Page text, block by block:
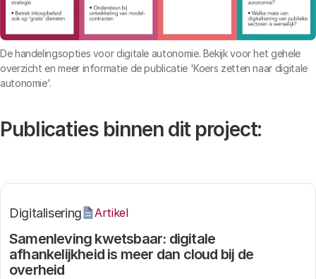
De handelingsopties voor digitale autonomie. Bekijk voor het gehele
overzicht en meer informatie de publicatie 'Koers zetten naar digitale
autonomie'.
Publicaties binnen dit project:
Samenleving kwetsbaar: digitale
afhankelijkheid is meer dan cloud bij de
overheid
Digitalisering Artikel